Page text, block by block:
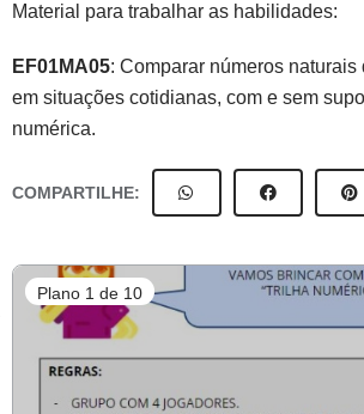
Material para trabalhar as habilidades:
EF01MA05: Comparar números
em situações cotidianas, com e sem
numérica.
COMPARTILHE:
Plano 1 de 10